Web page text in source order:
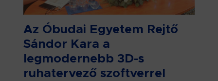
Az Óbudai Egyetem Rejtő
Sándor Kara a
legmodernebb 3D-s
ruhatervező szoftverrel